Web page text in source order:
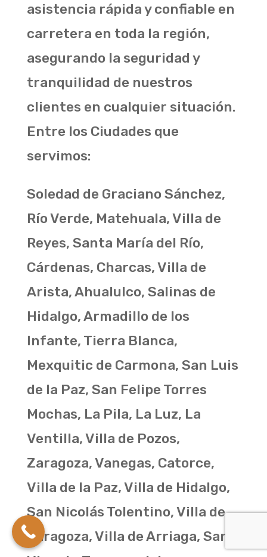
asistencia rápida y confiable en
carretera en toda la región,
asegurando la seguridad y
tranquilidad de nuestros
clientes en cualquier situación.
Entre los Ciudades que
servimos:
Soledad de Graciano Sánchez,
Río Verde, Matehuala, Villa de
Reyes, Santa María del Río,
Cárdenas, Charcas, Villa de
Arista, Ahualulco, Salinas de
Hidalgo, Armadillo de los
Infante, Tierra Blanca,
Mexquitic de Carmona, San Luis
de la Paz, San Felipe Torres
Mochas, La Pila, La Luz, La
Ventilla, Villa de Pozos,
Zaragoza, Vanegas, Catorce,
Villa de la Paz, Villa de Hidalgo,
San Nicolás Tolentino, Villa de
Zaragoza, Villa de Arriaga, San